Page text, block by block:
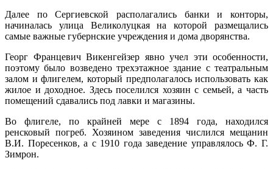
Далее по Сергиевской располагались банки и конторы,
начиналась улица Великолуцкая на которой размещались
самые важные губернские учреждения и дома дворянства.
Георг Францевич Викенгейзер явно учел эти особенности,
поэтому было возведено трехэтажное здание с театральным
залом и флигелем, который предполагалось использовать как
жилое и доходное. Здесь поселился хозяин с семьей, а часть
помещений сдавались под лавки и магазины.
Во флигеле, по крайней мере с 1894 года, находился
ренсковый погреб. Хозяином заведения числился мещанин
В.И. Поресенков, а с 1910 года заведение управлялось Ф. Г.
Зимрон.